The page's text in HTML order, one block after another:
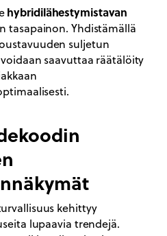
hybridilähestymistavan
tasapainon. Yhdistämällä
suljetun
saavuttaa räätälöity
kehittyy
lupaavia trendejä.